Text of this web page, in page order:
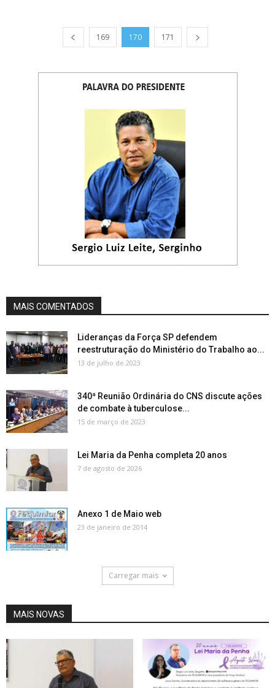
169 170 171
MAIS COMENTADOS
Lideranças da Força SP defendem
reestruturação do Ministério do Trabalho ao...
13 de julho de 2023
340ª Reunião Ordinária do CNS discute ações
de combate à tuberculose...
15 de março de 2023
Lei Maria da Penha completa 20 anos
7 de agosto de 2026
Anexo 1 de Maio web
23 de janeiro de 2014
Carregar mais
MAIS NOVAS